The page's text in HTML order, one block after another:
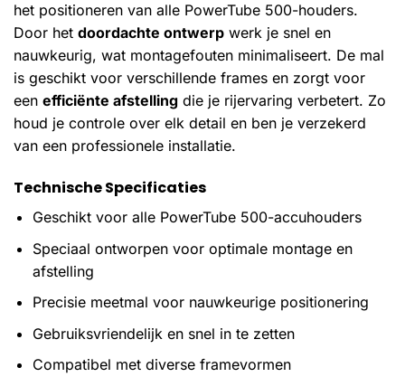
het positioneren van alle PowerTube 500-houders.
Door het doordachte ontwerp werk je snel en
nauwkeurig, wat montagefouten minimaliseert. De mal
is geschikt voor verschillende frames en zorgt voor
een efficiënte afstelling die je rijervaring verbetert. Zo
houd je controle over elk detail en ben je verzekerd
van een professionele installatie.
Technische Specificaties
Geschikt voor alle PowerTube 500-accuhouders
Speciaal ontworpen voor optimale montage en
afstelling
Precisie meetmal voor nauwkeurige positionering
Gebruiksvriendelijk en snel in te zetten
Compatibel met diverse framevormen